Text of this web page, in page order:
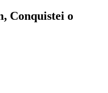
Conquistei o